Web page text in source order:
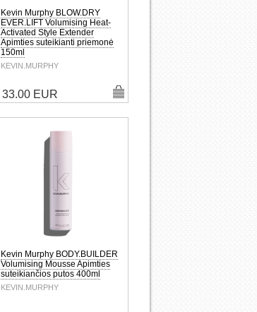
Kevin Murphy BLOW.DRY
EVER.LIFT Volumising Heat-
Activated Style Extender
Apimties suteikianti priemonė
150ml
KEVIN.MURPHY
33.00 EUR
Kevin Murphy BODY.BUILDER
Volumising Mousse Apimties
suteikiančios putos 400ml
KEVIN.MURPHY